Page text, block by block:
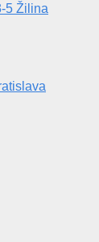
5 Žilina